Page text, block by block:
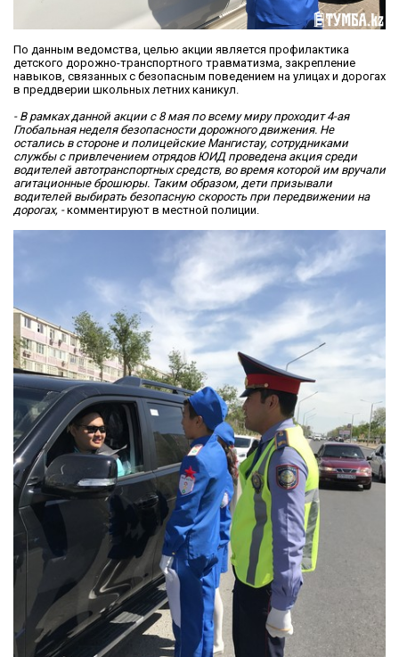
По данным ведомства, целью акции является профилактика
детского дорожно-транспортного травматизма, закрепление
навыков, связанных с безопасным поведением на улицах и дорогах
в преддверии школьных летних каникул.
- В рамках данной акции с 8 мая по всему миру проходит 4-ая
Глобальная неделя безопасности дорожного движения. Не
остались в стороне и полицейские Мангистау, сотрудниками
службы с привлечением отрядов ЮИД проведена акция среди
водителей автотранспортных средств, во время которой им вручали
агитационные брошюры. Таким образом, дети призывали
водителей выбирать безопасную скорость при передвижении на
дорогах, -комментируют в местной полиции.